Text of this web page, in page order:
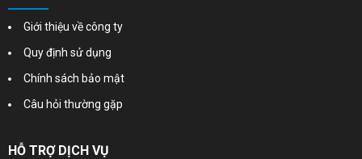
Giới thiệu về công ty
Quy định sử dụng
Chính sách bảo mật
Câu hỏi thường gặp
HỖ TRỢ DỊCH VỤ